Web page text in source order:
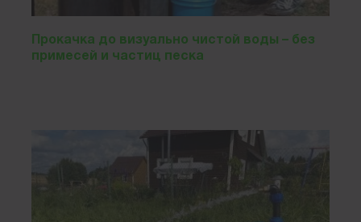
Прокачка до визуально чистой воды – без
примесей и частиц песка